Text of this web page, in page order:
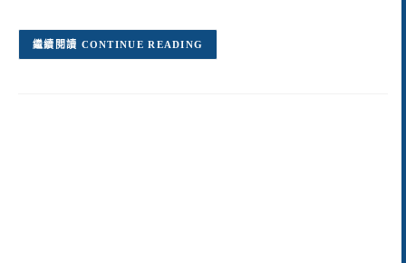
CONTINUE READING